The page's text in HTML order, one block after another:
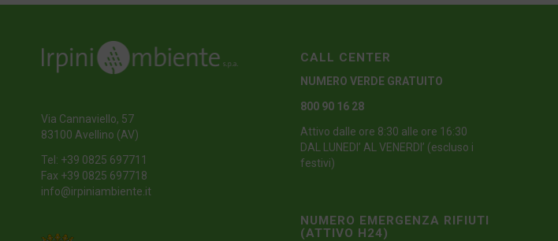
Via Cannaviello, 57
83100 Avellino (AV)
Tel: +39 0825 697711
Fax +39 0825 697718
info@irpiniambiente.it
CALL CENTER
NUMERO VERDE GRATUITO
800 90 16 28
Attivo dalle ore 8:30 alle ore 16:30
DAL LUNEDI’ AL VENERDI’ (escluso i
festivi)
NUMERO EMERGENZA RIFIUTI
(ATTIVO H24)